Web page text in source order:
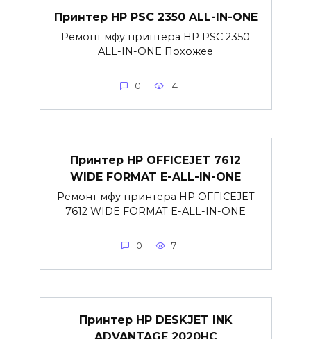
Принтер HP PSC 2350 ALL-IN-ONE
Ремонт мфу принтера HP PSC 2350
ALL-IN-ONE Похожее
0 14
Принтер HP OFFICEJET 7612
WIDE FORMAT E-ALL-IN-ONE
Ремонт мфу принтера HP OFFICEJET
7612 WIDE FORMAT E-ALL-IN-ONE
0 7
Принтер HP DESKJET INK